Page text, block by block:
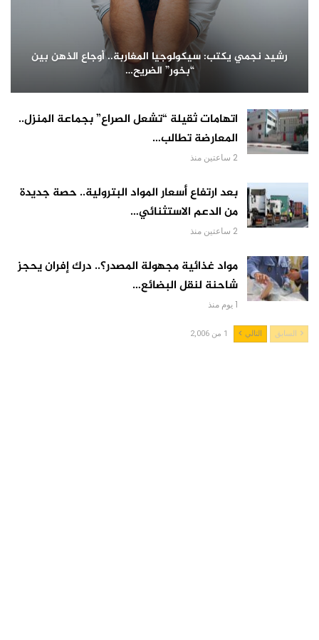
رشيد نجمي يكتب: سيكولوجيا المغاربة.. أوجاع الذهن بين
“بخور” الضريح…
اتهامات ثقيلة “تشعل الصراع” بجماعة المنزل..
المعارضة تطالب…
2 ساعتين منذ
بعد ارتفاع أسعار المواد البترولية.. حصة جديدة
من الدعم الاستثنائي…
2 ساعتين منذ
مواد غذائية مجهولة المصدر؟.. درك إفران يحجز
شاحنة لنقل البضائع…
1 يوم منذ
السابق التالي 1 من 2,006